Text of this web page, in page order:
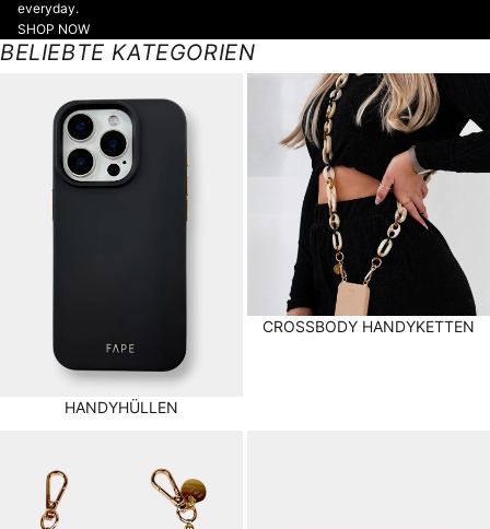
everyday.
SHOP NOW
BELIEBTE KATEGORIEN
HANDYHÜLLEN
CROSSBODY HANDYKETTEN
CROSSBODY HANDYKETTEN